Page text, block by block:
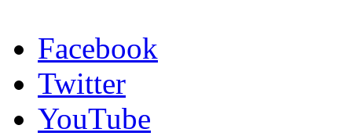
Facebook
Twitter
YouTube